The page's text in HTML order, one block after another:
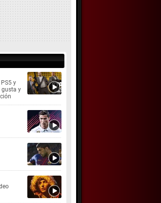
y
gusta y